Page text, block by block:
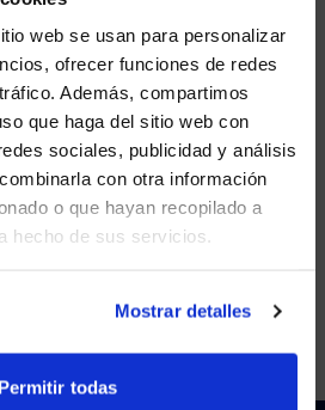
web se usan para personalizar
ofrecer funciones de redes
Además, compartimos
que haga del sitio web con
sociales, publicidad y análisis
con otra información
o que hayan recopilado a
hecho de sus servicios.
Mostrar detalles
Permitir todas
wall myths
YOU'RE IN USA.
instead?
ME THERE
ON THIS SITE